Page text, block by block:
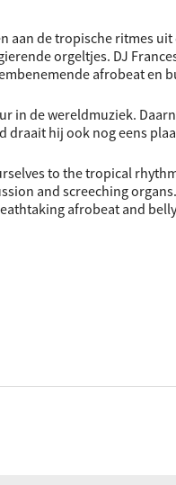
aan de tropische ritmes
orgeltjes. DJ
afrobeat en
in de wereldmuziek.
draait hij ook nog eens
to the tropical
and screeching
afrobeat and